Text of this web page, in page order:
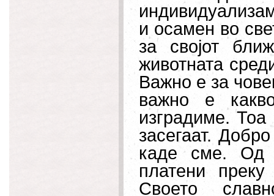
и осамен во
за својот
животната
Важно е за
важно е
изградиме.
засегаат.
каде сме. Од
платени
Своето